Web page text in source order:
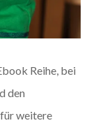
Reihe, bei
den
weitere